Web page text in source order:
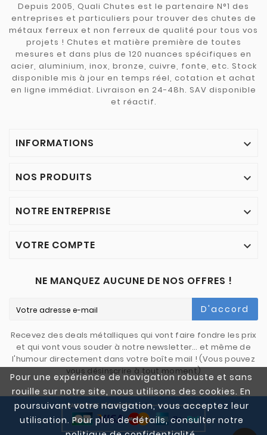
Pour une expérience de navigation robuste et sans
rouille sur notre site, nous utilisons des cookies. En
poursuivant votre navigation, vous acceptez leur
utilisation. Pour plus de détails, consulter notre
Depuis 2005, Quali Chutes est le partenaire N°1 des
entreprises et particuliers pour trouver des chutes de
métaux ferreux et non ferreux de qualité pour tous vos
projets ! Chutes et matière première de toutes
mesures et dans plus de 120 nuances spécifiques en
acier, aluminium, inox, bronze, cuivre, fonte, etc. Stock
disponible mis à jour en temps réel, cotation et achat
en ligne immédiat. Livraison en 24-48h. SAV disponible
et réactif.
INFORMATIONS 
NOS PRODUITS 
NOTRE ENTREPRISE 
VOTRE COMPTE 
NE MANQUEZ AUCUNE DE NOS OFFRES !
D'accord
Recevez des deals métalliques qui vont faire fondre les prix
et qui vont vous souder à notre newsletter… et même de
l'humour directement dans votre boîte mail ! (Vous pouvez
vous désinscrire à tout moment)